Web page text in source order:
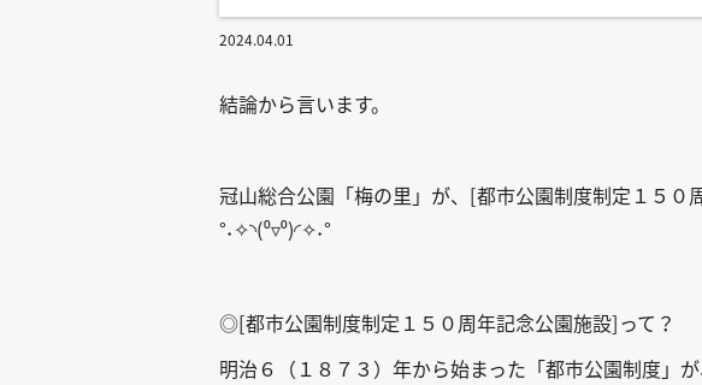
2024.04.01
結論から言います。
冠山総合公園「梅の里」が、 [都市公園制度制定１５０
°˖✧◝(⁰▿⁰)◜✧˖°
◎[都市公園制度制定１５０周年記念公園施設]って？
明治６（１８７３）年から始まった「都市公園制度」